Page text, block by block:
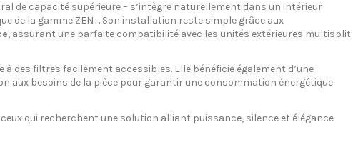
de capacité supérieure – s’intègre naturellement dans un intérieur
la gamme ZEN+. Son installation reste simple grâce aux
, assurant une parfaite compatibilité avec les unités extérieures multisplit
des filtres facilement accessibles. Elle bénéficie également d’une
aux besoins de la pièce pour garantir une consommation énergétique
qui recherchent une solution alliant puissance, silence et élégance